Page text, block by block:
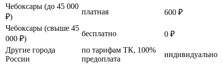
Чебоксары (до 45 000
₽)
платная
600 ₽
Чебоксары (свыше 45
000 ₽)
бесплатно
0 ₽
Другие города
России
по тарифам ТК, 100%
предоплата
индивидуально